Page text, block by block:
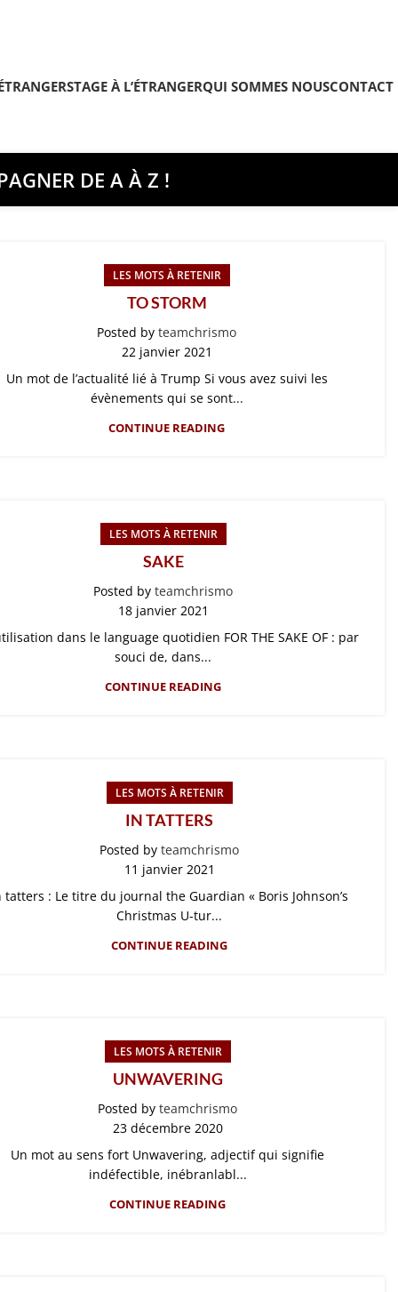
STAGE À L’ÉTRANGERQUI SOMMES NOUSCONTACT
DE A À Z !
LES MOTS À RETENIR
TO STORM
Posted by teamchrismo
22 janvier 2021
Un mot de l’actualité lié à Trump Si vous avez suivi les
évènements qui se sont...
CONTINUE READING
LES MOTS À RETENIR
SAKE
Posted by teamchrismo
18 janvier 2021
dans le language quotidien FOR THE SAKE OF : par
souci de, dans...
CONTINUE READING
LES MOTS À RETENIR
IN TATTERS
Posted by teamchrismo
11 janvier 2021
tatters : Le titre du journal the Guardian « Boris Johnson’s
Christmas U-tur...
CONTINUE READING
LES MOTS À RETENIR
UNWAVERING
Posted by teamchrismo
23 décembre 2020
Un mot au sens fort Unwavering, adjectif qui signifie
indéfectible, inébranlabl...
CONTINUE READING